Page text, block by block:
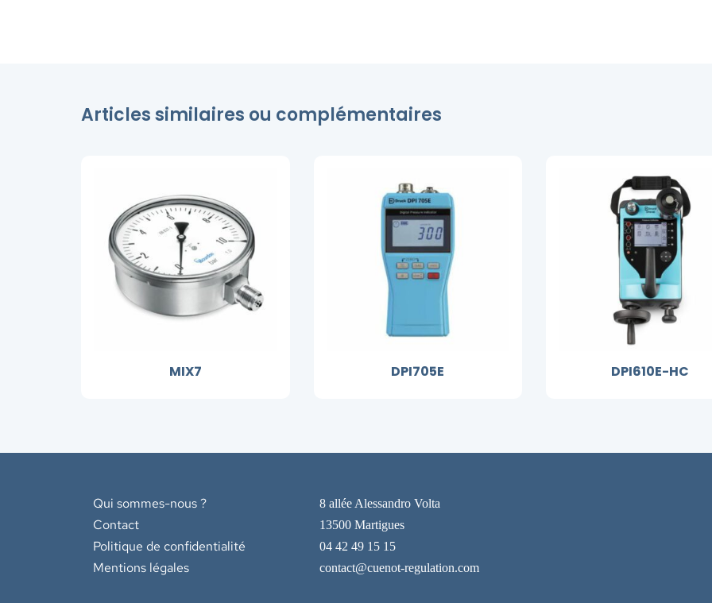
Articles similaires ou complémentaires
MIX7 DPI705E DPI610E-HC
Qui sommes-nous ?
Contact
Politique de confidentialité
Mentions légales
8 allée Alessandro Volta
13500 Martigues
04 42 49 15 15
contact@cuenot-regulation.com